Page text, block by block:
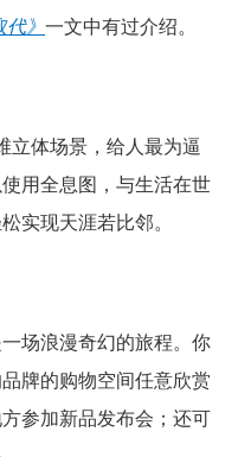
》 一文中有过介绍。
立体场景，给人最为逼
用全息图，与生活在世
实现天涯若比邻。
场浪漫奇幻的旅程。你
牌的购物空间任意欣赏
参加新品发布会；还可